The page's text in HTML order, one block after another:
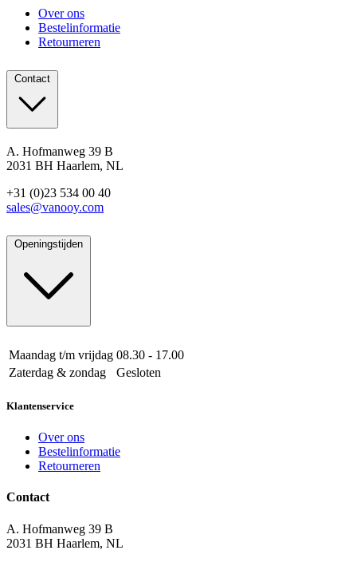
Over ons
Bestelinformatie
Retourneren
Contact
A. Hofmanweg 39 B
2031 BH Haarlem, NL
+31 (0)23 534 00 40
sales@vanooy.com
Openingstijden
Maandag t/m vrijdag 08.30 - 17.00
Zaterdag & zondag
Gesloten
Klantenservice
Over ons
Bestelinformatie
Retourneren
Contact
A. Hofmanweg 39 B
2031 BH Haarlem, NL